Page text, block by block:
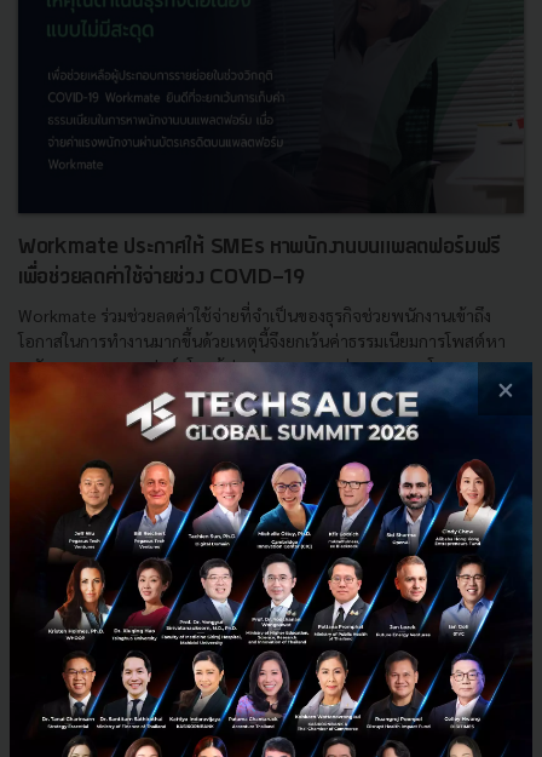
Workmate ประกาศให้ SMEs หาพนักงานบนแพลตฟอร์มฟรี
เพื่อช่วยลดค่าใช้จ่ายช่วง COVID-19
Workmate ร่วมช่วยลดค่าใช้จ่ายที่จำเป็นของธุรกิจช่วยพนักงานเข้าถึง
โอกาสในการทำงานมากขึ้นด้วยเหตุนี้จึงยกเว้นค่าธรรมเนียมการโพสต์หา
พนักงานบนแพลตฟอร์มโดยผู้ประกอบการรายย่อย สามารถโพสต...
เมษายน 13, 2020| ByTechsauce Team
smes Workmate COVID-19
×